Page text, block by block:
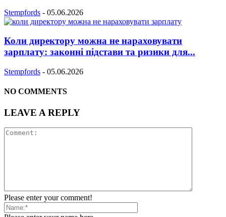
Stempfords - 05.06.2026
Коли директору можна не нараховувати
зарплату: законні підстави та ризики для...
Stempfords - 05.06.2026
NO COMMENTS
LEAVE A REPLY
Please enter your comment!